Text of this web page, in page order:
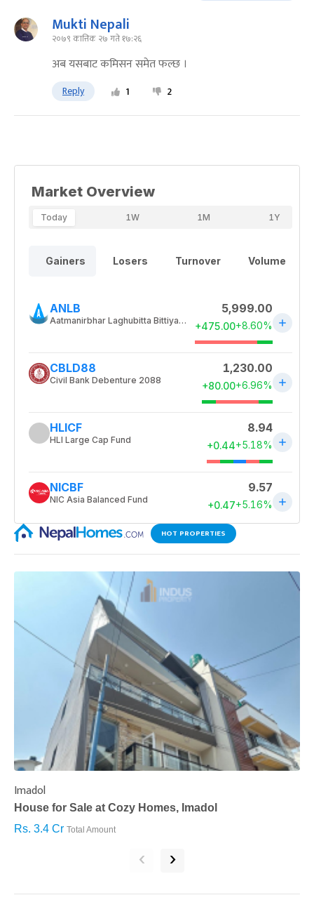
Mukti Nepali
२०७९ कात्तिक २७ गते १७:२६
अब यसबाट कमिसन समेत फल्छ ।
Reply 1 2
HOT PROPERTIES
Imadol
House for Sale at Cozy Homes, Imadol
Rs. 3.4 Cr Total Amount
‹ ›